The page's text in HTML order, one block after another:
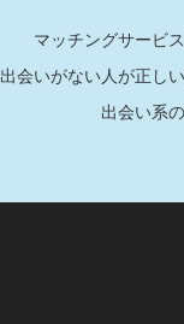
マッチングサービ
出会いがない人が正し
出会い系